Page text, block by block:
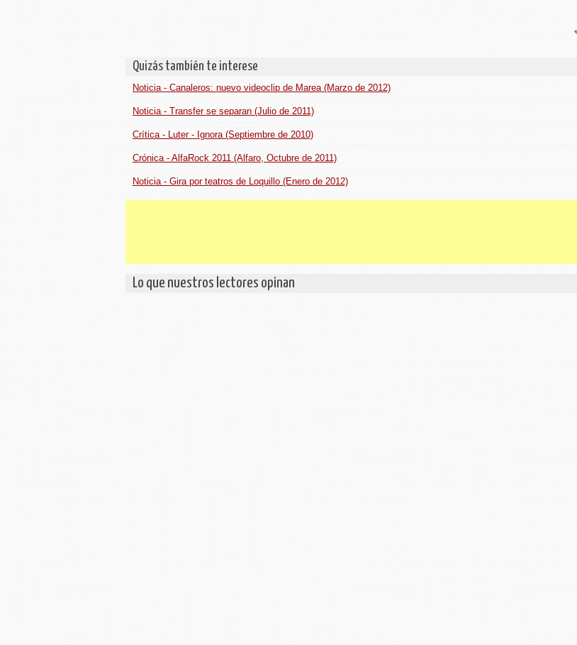
Quizás también te interese
Noticia - Canaleros: nuevo videoclip de Marea (Marzo de 2012)
Noticia - Transfer se separan (Julio de 2011)
Crítica - Luter - Ignora (Septiembre de 2010)
Crónica - AlfaRock 2011 (Alfaro, Octubre de 2011)
Noticia - Gira por teatros de Loquillo (Enero de 2012)
Lo que nuestros lectores opinan